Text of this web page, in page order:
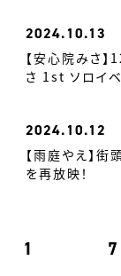
2024 10.13
【安心院みさ
さ 1st ソロイベ
2024 10.12
【雨庭やえ】
を再放映！
1 7